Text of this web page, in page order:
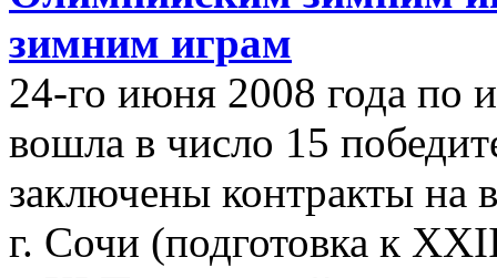
зимним играм
24-го июня 2008 года по
вошла в число 15
заключены контракты на
г. Сочи (подготовка к